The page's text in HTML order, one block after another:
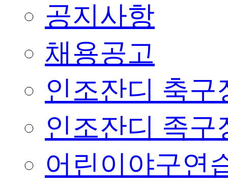
공지사항
채용공고
인조잔디 축구
인조잔디 족구
어린이야구연